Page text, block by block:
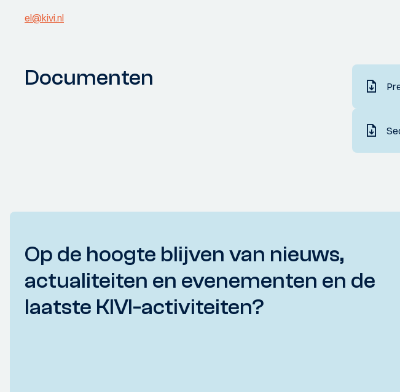
el@kivi.nl
Documenten
Op de hoogte blijven van nieuws,
actualiteiten en evenementen en de
laatste KIVI-activiteiten?